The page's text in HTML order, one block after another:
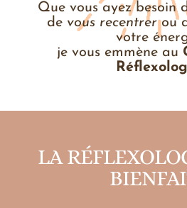
Que vous ayez besoin
de vous recentrerou
votre
je vous emmène au
LA